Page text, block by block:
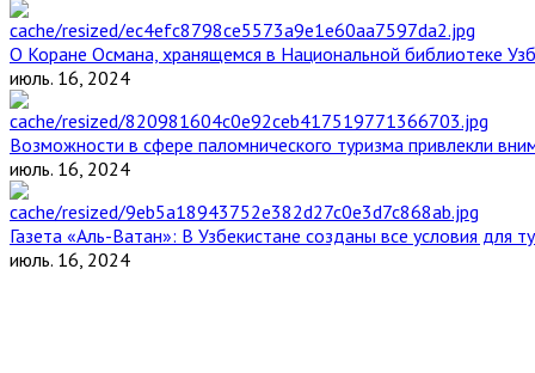
О Коране Османа, хранящемся в Национальной библиотеке
июль. 16, 2024
Возможности в сфере паломнического туризма привлекли
июль. 16, 2024
Газета «Аль-Ватан»: В Узбекистане созданы все условия для
июль. 16, 2024